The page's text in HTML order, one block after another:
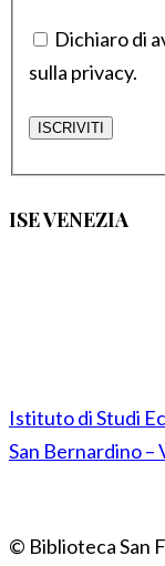
Dichiaro di
sulla privacy.
ISE VENEZIA
Istituto di Studi
San Bernardino –
© Biblioteca San